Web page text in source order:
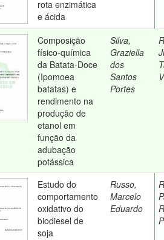
rota enzimática
e ácida
Composição
físico-química
da Batata-Doce
(Ipomoea
batatas) e
rendimento na
produção de
etanol em
função da
adubação
potássica
Silva,
Graziella
dos
Santos
Portes
Estudo do
comportamento
oxidativo do
biodiesel de
soja
Russo,
Marcelo
Eduardo